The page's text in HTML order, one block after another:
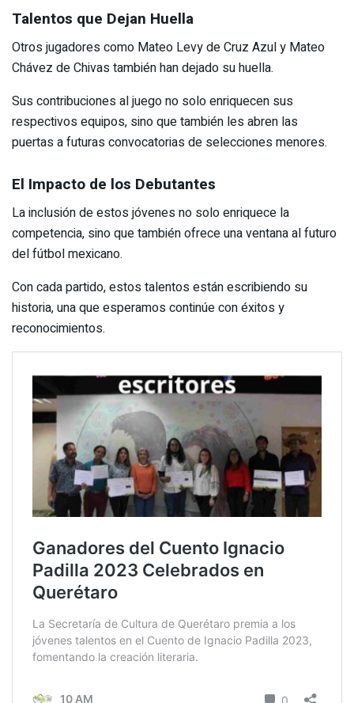
Talentos que Dejan Huella
Otros jugadores como Mateo Levy de Cruz Azul y Mateo
Chávez de Chivas también han dejado su huella.
Sus contribuciones al juego no solo enriquecen sus
respectivos equipos, sino que también les abren las
puertas a futuras convocatorias de selecciones menores.
El Impacto de los Debutantes
La inclusión de estos jóvenes no solo enriquece la
competencia, sino que también ofrece una ventana al futuro
del fútbol mexicano.
Con cada partido, estos talentos están escribiendo su
historia, una que esperamos continúe con éxitos y
reconocimientos.